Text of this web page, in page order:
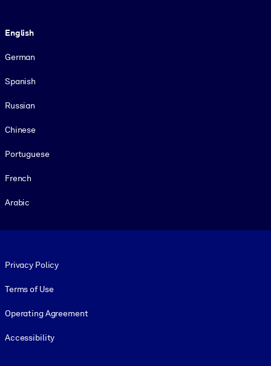
English
German
Spanish
Russian
Chinese
Portuguese
French
Arabic
Privacy Policy
Terms of Use
Operating Agreement
Accessibility